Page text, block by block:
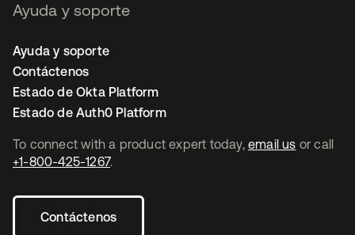
To connect with a product expert today, email us or call
+1-800-425-1267.
Contáctenos
Ayuda y soporte
Ayuda y soporte
Contáctenos
Estado de Okta Platform
Estado de Auth0 Platform